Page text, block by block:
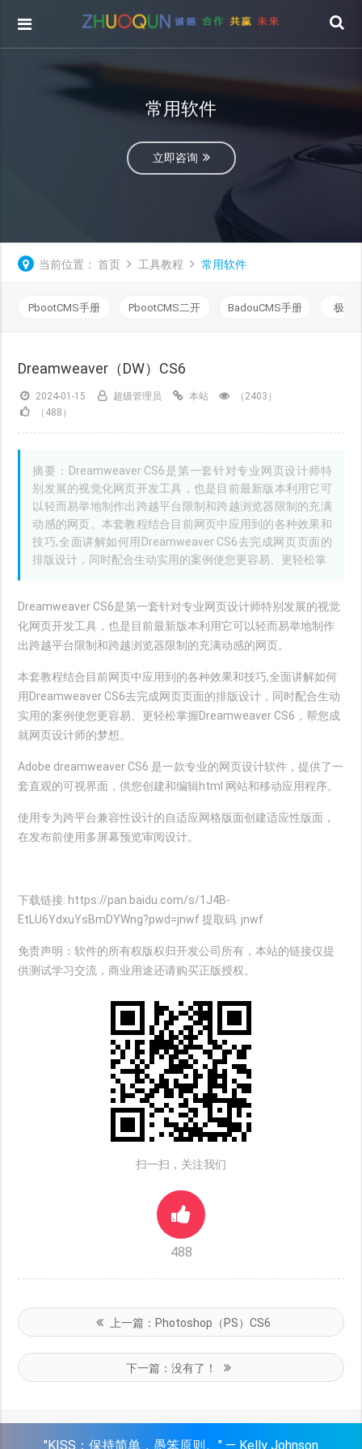
常用软件
立即咨询
当前位置： 首页 工具教程 常用软件
PbootCMS手册 PbootCMS二开 BadouCMS手册 极致
Dreamweaver（DW）CS6
2024-01-15 超级管理员 本站
（2403）
（488）
摘要：Dreamweaver CS6是第一套针对专业网页设计师特
别发展的视觉化网页开发工具，也是目前最新版本利用它可
以轻而易举地制作出跨越平台限制和跨越浏览器限制的充满
动感的网页。本套教程结合目前网页中应用到的各种效果和
技巧,全面讲解如何用Dreamweaver CS6去完成网页页面的
排版设计，同时配合生动实用的案例使您更容易、更轻松掌
Dreamweaver CS6是第一套针对专业网页设计师特别发展的视觉
化网页开发工具，也是目前最新版本利用它可以轻而易举地制作
出跨越平台限制和跨越浏览器限制的充满动感的网页。
本套教程结合目前网页中应用到的各种效果和技巧,全面讲解如何
用Dreamweaver CS6去完成网页页面的排版设计，同时配合生动
实用的案例使您更容易、更轻松掌握Dreamweaver CS6，帮您成
就网页设计师的梦想。
Adobe dreamweaver CS6 是一款专业的网页设计软件，提供了一
套直观的可视界面，供您创建和编辑html 网站和移动应用程序。
使用专为跨平台兼容性设计的自适应网格版面创建适应性版面，
在发布前使用多屏幕预览审阅设计。
下载链接: https://pan.baidu.com/s/1J4B-
EtLU6YdxuYsBmDYWng?pwd=jnwf 提取码: jnwf
免责声明：软件的所有权版权归开发公司所有，本站的链接仅提
供测试学习交流，商业用途还请购买正版授权。
扫一扫，关注我们
488
上一篇： Photoshop（PS）CS6
下一篇：没有了！
"KISS：保持简单，愚笨原则。" — Kelly Johnson